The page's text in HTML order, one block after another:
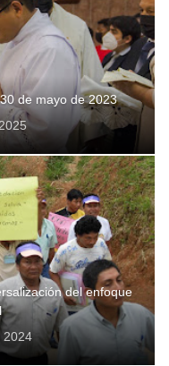
de mayo de 2023
del enfoque
2024